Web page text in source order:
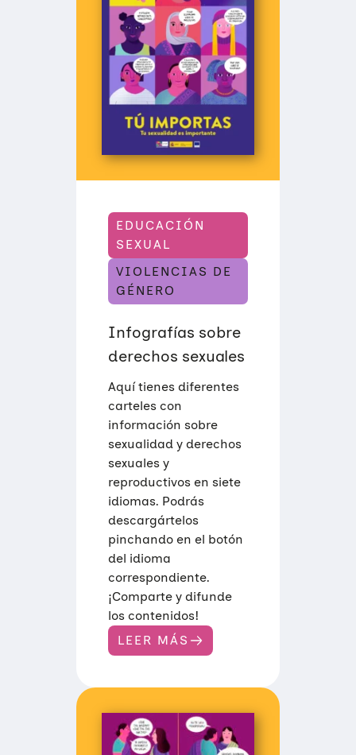
P
A
Ñ
A
T
Ú
I
M
O
A
EDUCACIÓN
SEXUAL
VIOLENCIAS DE
GÉNERO
Infografías sobre
derechos sexuales
Aquí tienes diferentes
carteles con
información sobre
sexualidad y derechos
sexuales y
reproductivos en siete
idiomas. Podrás
descargártelos
pinchando en el botón
del idioma
correspondiente.
¡Comparte y difunde
los contenidos!
LEER MÁS
:
I
G
R
A
F